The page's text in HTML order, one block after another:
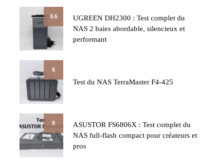
8.6
UGREEN DH2300 : Test complet du
NAS 2 baies abordable, silencieux et
performant
8
Test du NAS TerraMaster F4-425
8
ASUSTOR FS6806X : Test complet du
NAS full-flash compact pour créateurs et
pros